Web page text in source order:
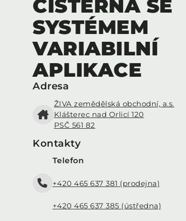
CISTERNA SE
SYSTÉMEM
VARIABILNÍ
APLIKACE
Adresa
ŽIVA zemědělská obchodní, a.s.
Klášterec nad Orlicí 120
PSČ 561 82
Kontakty
Telefon
+420 465 637 381 (prodejna)
+420 465 637 385 (ústředna)